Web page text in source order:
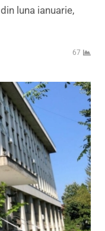
luna ianuarie,
67